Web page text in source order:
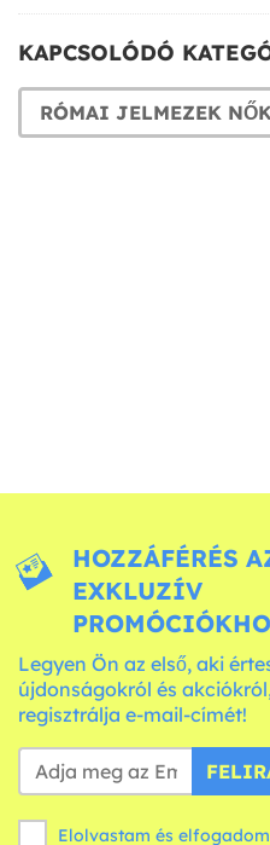
KAPCSOLÓDÓ
RÓMAI JELMEZEK
HOZZÁFÉRÉS
EXKLUZÍV
Legyen Ön az első, aki
újdonságokról és
regisztrálja e-mail-címét!
Elolvastam és